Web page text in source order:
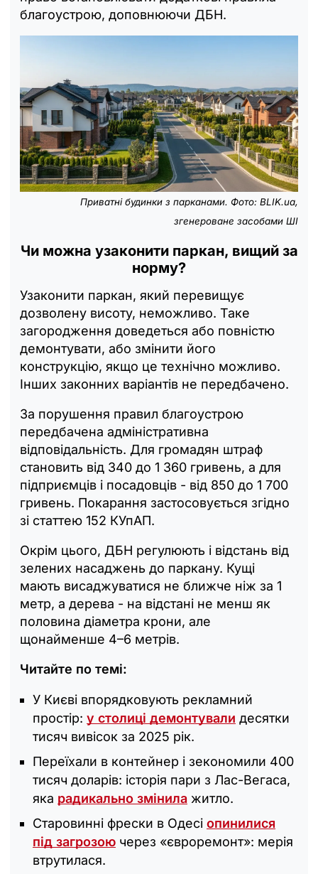
благоустрою, доповнюючи ДБН.
Приватні будинки з парканами. Фото: BLIK.ua,
згенероване засобами ШІ
Чи можна узаконити паркан, вищий за
норму?
Узаконити паркан, який перевищує
дозволену висоту, неможливо. Таке
загородження доведеться або повністю
демонтувати, або змінити його
конструкцію, якщо це технічно можливо.
Інших законних варіантів не передбачено.
За порушення правил благоустрою
передбачена адміністративна
відповідальність. Для громадян штраф
становить від 340 до 1 360 гривень, а для
підприємців і посадовців - від 850 до 1 700
гривень. Покарання застосовується згідно
зі статтею 152 КУпАП.
Окрім цього, ДБН регулюють і відстань від
зелених насаджень до паркану. Кущі
мають висаджуватися не ближче ніж за 1
метр, а дерева - на відстані не менш як
половина діаметра крони, але
щонайменше 4–6 метрів.
Читайте по темі:
У Києві впорядковують рекламний
простір: у столиці демонтували десятки
тисяч вивісок за 2025 рік.
Переїхали в контейнер і зекономили 400
тисяч доларів: історія пари з Лас-Вегаса,
яка радикально змінила житло.
Старовинні фрески в Одесі опинилися
під загрозою через «євроремонт»: мерія
втрутилася.